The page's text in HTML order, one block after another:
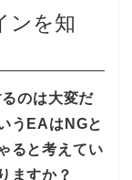
ンを知
のは大変だ
うEAはNGと
ると考えてい
ますか？